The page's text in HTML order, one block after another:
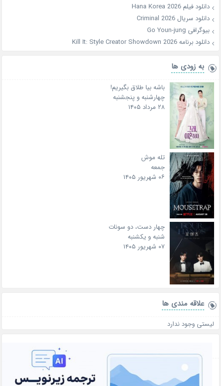
دانلود فیلم Hana Korea 2026
دانلود سریال Criminal 2026
بیوگرافی Go Youn-jung
دانلود برنامه Kill It: Style Creator Showdown 2026
به زودی ها
باشه بیا طلاق بگیریم!
چهارشنبه و پنجشنبه
۲۸ مرداد ۱۴۰۵
تله موش
جمعه
۰۶ شهریور ۱۴۰۵
چهار دست، دو سونات
شنبه و یکشنبه
۰۷ شهریور ۱۴۰۵
علاقه‌ مندی ها
لیستی وجود ندارد